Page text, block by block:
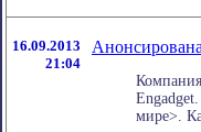
16.09.2013
21:04
мире>.